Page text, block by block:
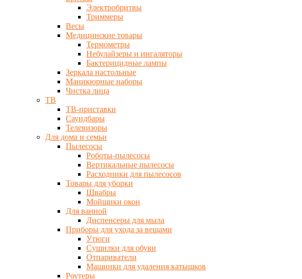
Электробритвы
Триммеры
Весы
Медицинские товары
Термометры
Небулайзеры и ингаляторы
Бактерицидные лампы
Зеркала настольные
Маникюрные наборы
Чистка лица
ТВ
ТВ-приставки
Саундбары
Телевизоры
Для дома и семьи
Пылесосы
Роботы-пылесосы
Вертикальные пылесосы
Расходники для пылесосов
Товары для уборки
Швабры
Мойщики окон
Для ванной
Диспенсеры для мыла
Приборы для ухода за вещами
Утюги
Сушилки для обуви
Отпариватели
Машинки для удаления катышков
Роутеры